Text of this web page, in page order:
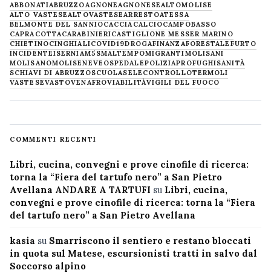
ABBONATIABRUZZOAGNONEAGNONESEALTOMOLISE
ALTO VASTESEALTOVASTESEARRESTOATESSA
BELMONTE DEL SANNIOCACCIACALCIOCAMPOBASSO
CAPRACOTTACARABINIERICASTIGLIONE MESSER MARINO
CHIETINOCINGHIALICOVID19DROGAFINANZAFORESTALE FURTO
INCIDENTEISERNIAM5SMALTEMPOMIGRANTIMOLISANI
MOLISANOMOLISENEVE OSPEDALEPOLIZIAPROFUGHISANITÀ
SCHIAVI DI ABRUZZOSCUOLASELECONTROLLOTERMOLI
VASTESEVASTOVENAFROVIABILITÀVIGILI DEL FUOCO
COMMENTI RECENTI
Libri, cucina, convegni e prove cinofile di ricerca:
torna la “Fiera del tartufo nero” a San Pietro
Avellana ANDARE A TARTUFI su Libri, cucina,
convegni e prove cinofile di ricerca: torna la “Fiera
del tartufo nero” a San Pietro Avellana
kasia su Smarriscono il sentiero e restano bloccati
in quota sul Matese, escursionisti tratti in salvo dal
Soccorso alpino